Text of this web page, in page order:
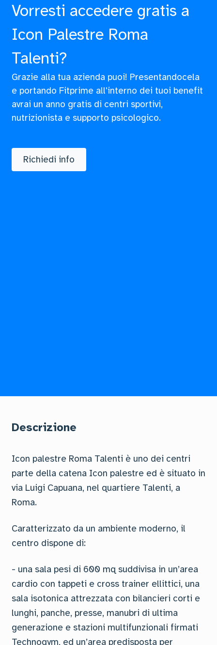
Vorresti accedere gratis a
Icon Palestre Roma
Talenti?
Grazie alla tua azienda puoi! Presentandocela
e portando Fitprime all'interno dei tuoi benefit
avrai un anno gratis di centri sportivi,
nutrizionista e supporto psicologico.
Richiedi info
Descrizione
Icon palestre Roma Talenti è uno dei centri
parte della catena Icon palestre ed è situato in
via Luigi Capuana, nel quartiere Talenti, a
Roma.
Caratterizzato da un ambiente moderno, il
centro dispone di:
- una sala pesi di 600 mq suddivisa in un’area
cardio con tappeti e cross trainer ellittici, una
sala isotonica attrezzata con bilancieri corti e
lunghi, panche, presse, manubri di ultima
generazione e stazioni multifunzionali firmati
Technogym, ed un’area predisposta per